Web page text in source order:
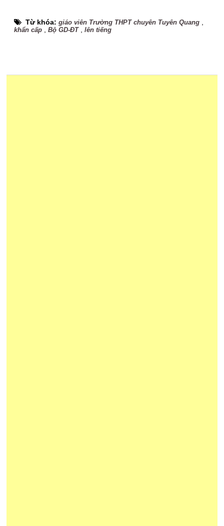
Từ khóa:giáo viên Trường THPT chuyên Tuyên Quang
khẩn cấp ,Bộ GD-ĐT,lên tiếng